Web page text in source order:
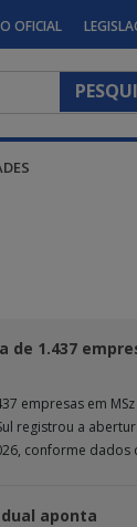
OFICIAL
de 1.437
empresas em
registrou a
conforme dados
aponta